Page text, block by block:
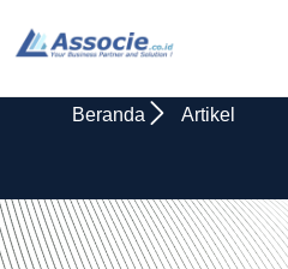
Beranda Artikel